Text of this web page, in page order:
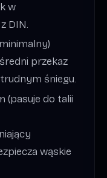
w
DIN.
przekaz
śniegu.
(pasuje do talii
wąskie